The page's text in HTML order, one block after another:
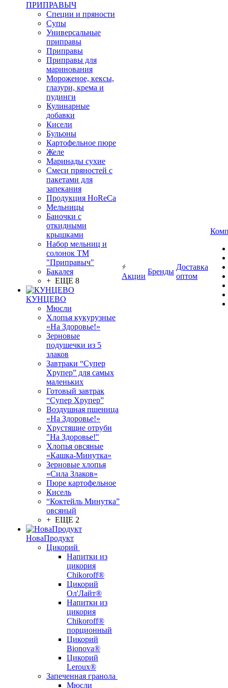
ПРИПРАВЫЧ
Специи и пряности
Супы
Универсальные
приправы
Приправы
Приправы для
маринования
Мороженое, кексы,
глазури, крема и
пудинги
Кулинарные
добавки
Кисели
Бульоны
Картофельное пюре
Желе
Маринады сухие
Смеси пряностей с
пакетами для
запекания
Продукция HoReCa
Мельницы
Баночки с
откидными
крышками
Набор мельниц и
солонок ТМ
"Приправыч"
Бакалея
+ ЕЩЕ 8
КУНЦЕВО
Мюсли
Хлопья кукурузные
«На Здоровье!»
Зерновые
подушечки из 5
злаков
Завтраки “Супер
Хрупер” для самых
маленьких
Готовый завтрак
“Супер Хрупер”
Воздушная пшеница
«На Здоровье!»
Хрустящие отруби
"На Здоровье!"
Хлопья овсяные
«Кашка-Минутка»
Зерновые хлопья
«Сила Злаков»
Пюре картофельное
Кисель
“Коктейль Минутка”
овсяный
+ ЕЩЕ 2
НоваПродукт
Цикорий
Напитки из
цикория
Chikoroff®
Цикорий
Ол'Лайт®
Напитки из
цикория
Chikoroff®
порционный
Цикорий
Bionova®
Цикорий
Leroux®
Запеченная гранола
Мюсли
Акции
Бренды
Доставка
оптом